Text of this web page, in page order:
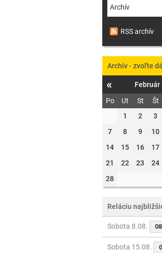
Archív
RSS archív
Archív - zvoľte
« Február
Po Ut St Št
1
2 3
7
8 9 10
14
15 16 17
21
22 23 24
28
Reláciu
Sobota 8.08.
Sobota 15.08.